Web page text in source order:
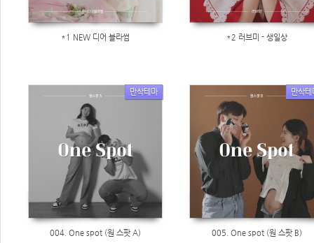
*1 NEW 디어 블라썸 *2 러브미 - 생일상
만삭테마
004. One spot (원 스팟 A)
만삭테
005. One spot (원 스팟 B)